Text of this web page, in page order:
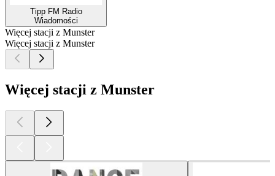
Tipp FM Radio
Wiadomości
Więcej stacji z Munster
Więcej stacji z Munster
Więcej stacji z Munster